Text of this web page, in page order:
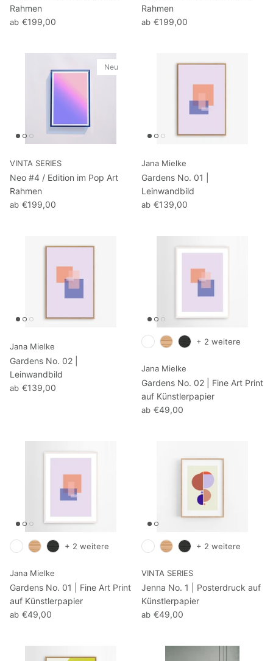
Rahmen
ab €199,00
Rahmen
ab €199,00
Neu
VINTA SERIES
Neo #4 / Edition im Pop Art
Rahmen
ab €199,00
Jana Mielke
Gardens No. 01 |
Leinwandbild
ab €139,00
Jana Mielke
Gardens No. 02 |
Leinwandbild
ab €139,00
Jana Mielke
Gardens No. 02 | Fine Art Print
auf Künstlerpapier
ab €49,00
+ 2 weitere
Jana Mielke
Gardens No. 01 | Fine Art Print
auf Künstlerpapier
ab €49,00
+ 2 weitere
VINTA SERIES
Jenna No. 1 | Posterdruck auf
Künstlerpapier
ab €49,00
+ 2 weitere